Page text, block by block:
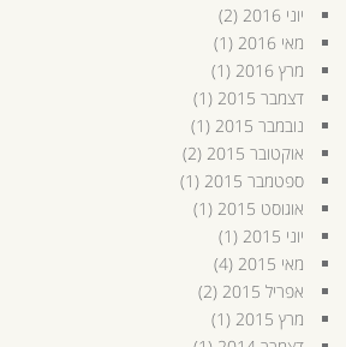
יוני 2016
(2)
מאי 2016
(1)
מרץ 2016
(1)
דצמבר 2015
(1)
נובמבר 2015
(1)
אוקטובר 2015
(2)
ספטמבר 2015
(1)
אוגוסט 2015
(1)
יוני 2015
(1)
מאי 2015
(4)
אפריל 2015
(2)
מרץ 2015
(1)